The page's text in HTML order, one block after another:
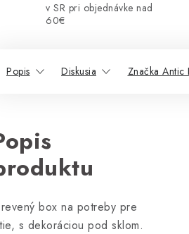
v SR pri objednávke nad
60€
Popis Diskusia Značka Antic
box na potreby pre
s dekoráciou pod sklom.